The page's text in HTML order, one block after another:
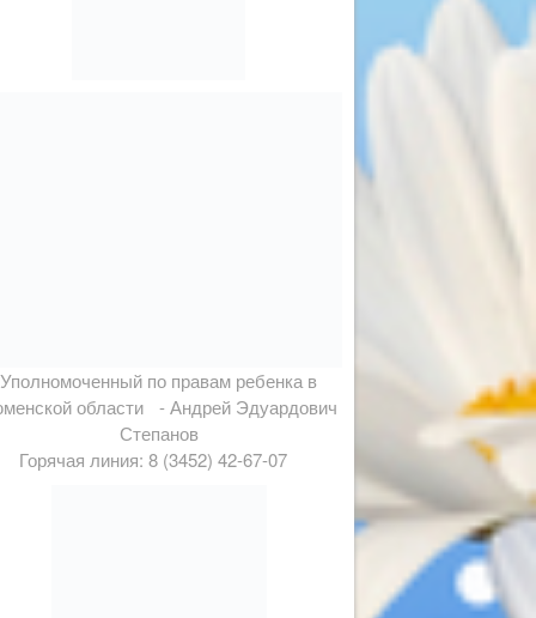
Уполномоченный по правам ребенка в
области - Андрей Эдуардович
Степанов
Горячая линия: 8 (3452) 42-67-07